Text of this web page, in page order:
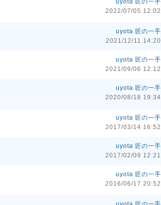
uyota 匠の一手
2022/07/05 12:02
uyota 匠の一手
2021/12/11 14:20
uyota 匠の一手
2021/09/06 12:12
uyota 匠の一手
2020/08/18 19:34
uyota 匠の一手
2017/03/14 16:52
uyota 匠の一手
2017/02/09 12:21
uyota 匠の一手
2016/06/17 20:52